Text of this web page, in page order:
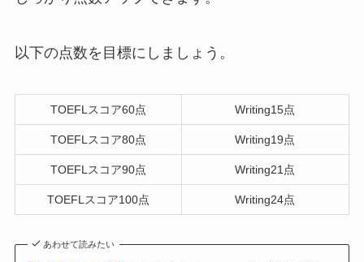
以下の点数を目標にしましょう。
TOEFLスコア60点 Writing15点
TOEFLスコア80点 Writing19点
TOEFLスコア90点 Writing21点
TOEFLスコア100点 Writing24点
あわせて読みたい